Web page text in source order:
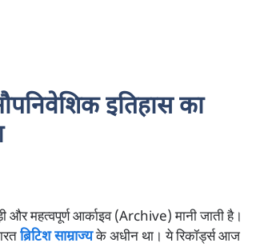
इतिहास का
महत्वपूर्ण आर्काइव (Archive) मानी जाती है।
ब्रिटिश साम्राज्यके अधीन था। ये रिकॉर्ड्स आज